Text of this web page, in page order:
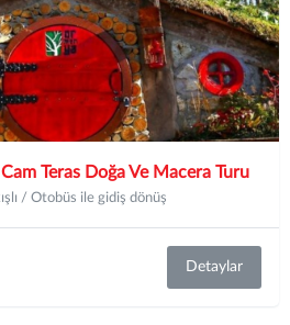
Teras Doğa Ve Macera Turu
/ Otobüs ile gidiş dönüş
Detaylar